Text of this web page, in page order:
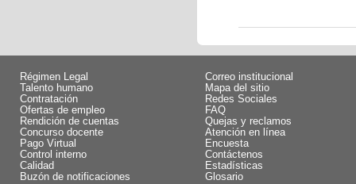
Régimen Legal
Talento humano
Contratación
Ofertas de empleo
Rendición de cuentas
Concurso docente
Pago Virtual
Control interno
Calidad
Buzón de notificaciones
Correo institucional
Mapa del sitio
Redes Sociales
FAQ
Quejas y reclamos
Atención en línea
Encuesta
Contáctenos
Estadísticas
Glosario